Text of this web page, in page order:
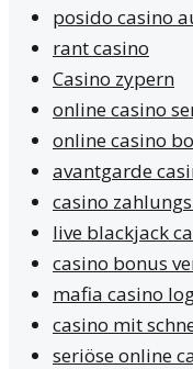
posido casino
rant casino
Casino zypern
online casino
online casino
avantgarde
casino
live blackjack
casino bonus
mafia casino
casino mit
seriöse online